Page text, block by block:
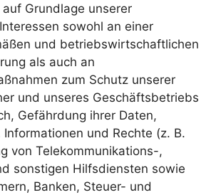
Grundlage unserer
sowohl an einer
und betriebswirtschaftlichen
als auch an
zum Schutz unserer
und unseres Geschäftsbetriebs
Gefährdung ihrer Daten,
Informationen und Rechte (z. B.
von Telekommunikations-,
sonstigen Hilfsdiensten sowie
Banken, Steuer- und